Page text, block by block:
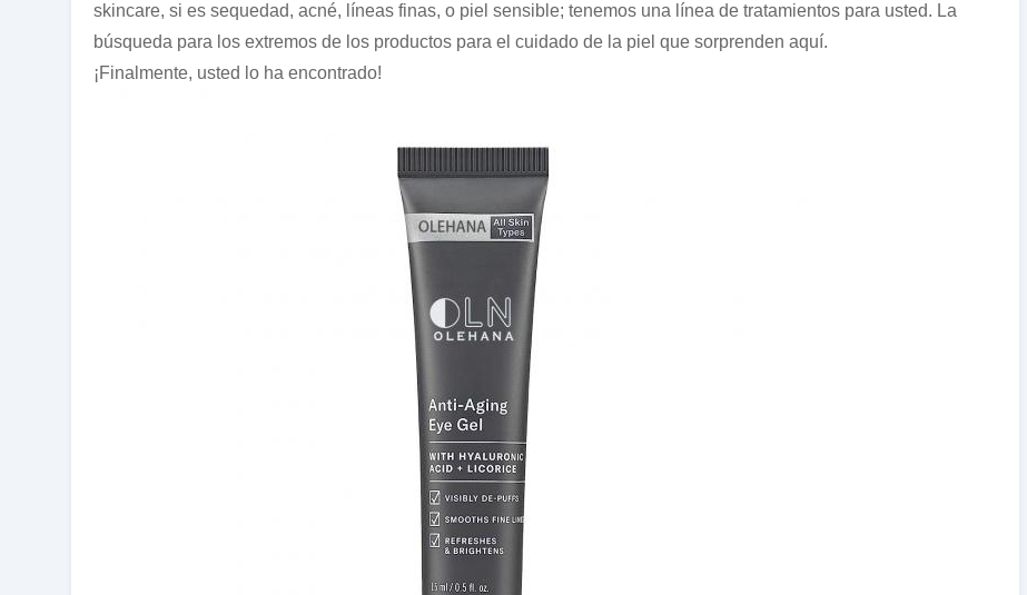
skincare, si es sequedad, acné, líneas finas, o piel sensible; tenemos una línea de tratamientos para usted. La
búsqueda para los extremos de los productos para el cuidado de la piel que sorprenden aquí.
¡Finalmente, usted lo ha encontrado!